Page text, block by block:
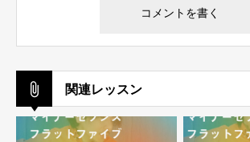
関連レッスン
パスワードを忘れた場合
新規会員登録